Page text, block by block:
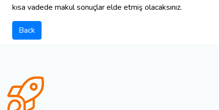
kısa vadede makul sonuçlar elde etmiş olacaksınız.
Back